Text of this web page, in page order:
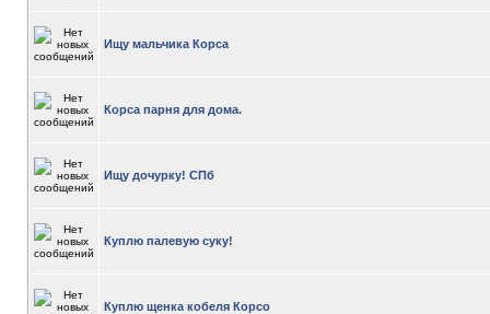
Ищу мальчика Корса
Корса парня для дома.
Ищу дочурку! СПб
Куплю палевую суку!
Куплю щенка кобеля Корсо